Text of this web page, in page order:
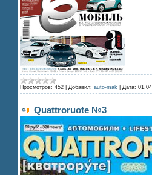
Просмотров: 452 Добавил: auto-mak Дата:
Quattroruote №3